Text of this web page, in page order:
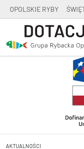
OPOLSKIE RYBY
AKTUALNOŚCI